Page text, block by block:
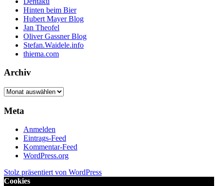
Hinten beim Bier
Hubert Mayer Blog
Jan Theofel
Oliver Gassner Blog
Stefan.Waidele.info
thiema.com
Archiv
Archiv
Meta
Anmelden
Eintrags-Feed
Kommentar-Feed
WordPress.org
Stolz präsentiert von WordPress
Cookies